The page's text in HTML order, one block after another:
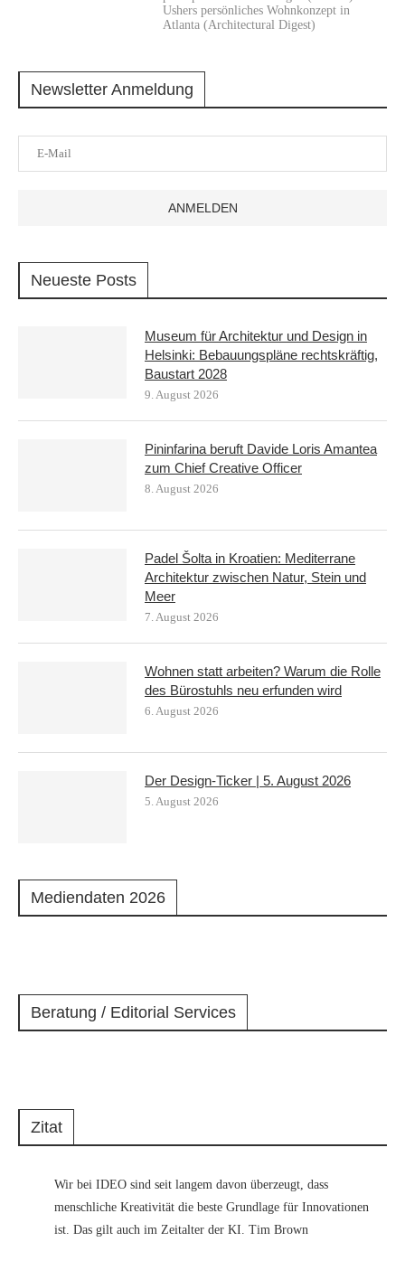
Ushers persönliches Wohnkonzept in
Atlanta (Architectural Digest)
Newsletter Anmeldung
Neueste Posts
Museum für Architektur und Design in
Helsinki: Bebauungspläne rechtskräftig,
Baustart 2028
9. August 2026
Pininfarina beruft Davide Loris Amantea
zum Chief Creative Officer
8. August 2026
Padel Šolta in Kroatien: Mediterrane
Architektur zwischen Natur, Stein und
Meer
7. August 2026
Wohnen statt arbeiten? Warum die Rolle
des Bürostuhls neu erfunden wird
6. August 2026
Der Design-Ticker | 5. August 2026
5. August 2026
Mediendaten 2026
Beratung / Editorial Services
Zitat
Wir bei IDEO sind seit langem davon überzeugt, dass
menschliche Kreativität die beste Grundlage für Innovationen
ist. Das gilt auch im Zeitalter der KI. Tim Brown